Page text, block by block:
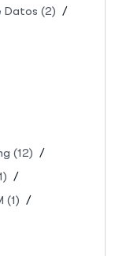
Datos (2)
(12)
(1)